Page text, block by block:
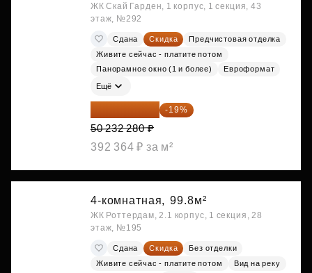
ЖК Скай Гарден, 1 корпус, 1 секция, 43
этаж, №292
Сдана Скидка
Предчистовая отделка
Живите сейчас - платите потом
Панорамное окно (1 и более)
Евроформат
Ещё
40 688 147 ₽ -19%
50 232 280 ₽
392 364 ₽ за м²
4-комнатная, 99.8м²
ЖК Роттердам, 2.1 корпус, 1 секция, 28
этаж, №195
Сдана Скидка
Без отделки
Живите сейчас - платите потом
Вид на реку